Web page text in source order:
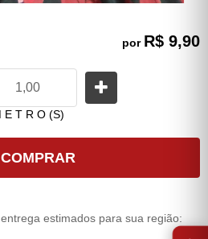
por R$ 9,90
E T R O (S)
COMPRAR
estimados para sua região:⭐